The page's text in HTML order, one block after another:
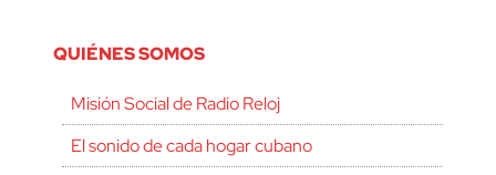
QUIÉNES SOMOS
Misión Social de Radio Reloj
El sonido de cada hogar cubano